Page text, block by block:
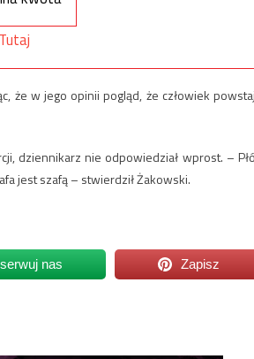
Tutaj
że w jego opinii pogląd, że człowiek
dziennikarz nie odpowiedział wprost. –
jest szafą – stwierdził Żakowski.
nas Zapisz